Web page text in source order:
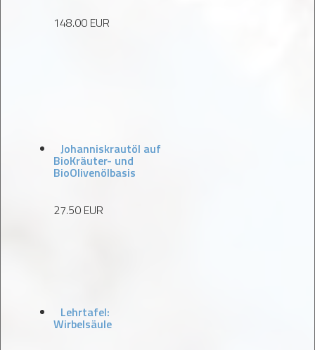
148.00 EUR
Johanniskrautöl auf
BioKräuter- und
BioOlivenölbasis
27.50 EUR
Lehrtafel:
Wirbelsäule